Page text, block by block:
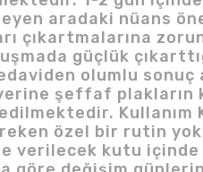
aradaki nüans
çıkartmalarına
güçlük
olumlu
şeffaf plakların
Kullanım
özel bir rutin
verilecek kutu